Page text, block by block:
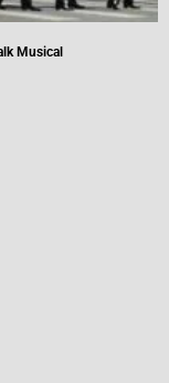
Musical